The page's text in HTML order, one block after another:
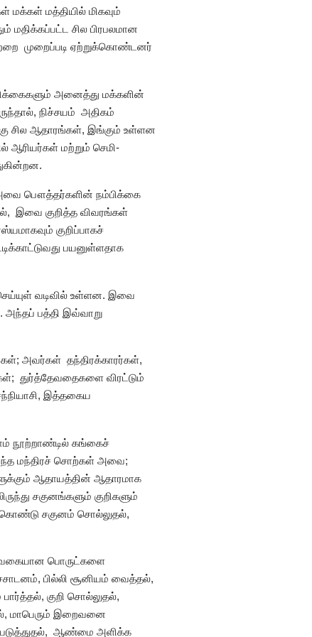
மக்கள் மத்தியில் மிகவும்
மதிக்கப்பட்ட சில பிரபலமான
முறைப்படி ஏற்றுக்கொண்டனர்
அனைத்து மக்களின்
நிச்சயம் அதிகம்
சில ஆதாரங்கள், இங்கும் உள்ளன
ஆரியர்கள் மற்றும் செமி-
அவை பௌத்தர்களின் நம்பிக்கை
இவை குறித்த விவரங்கள்
குறிப்பாகச்
பயனுள்ளதாக
வடிவில் உள்ளன. இவை
அந்தப் பத்தி இவ்வாறு
அவர்கள் தந்திரக்காரர்கள்,
துர்த்தேவதைகளை விரட்டும்
இத்தகைய
நூற்றாண்டில் கங்கைச்
மந்திரச் சொற்கள் அவை;
ஆதாயத்தின் ஆதாரமாக
சகுனங்களும் குறிகளும்
கொண்டு சகுனம் சொல்லுதல்,
வகையான பொருட்களை
பில்லி சூனியம் வைத்தல்,
குறி சொல்லுதல்,
மாபெரும் இறைவனை
ஆண்மை அளிக்க